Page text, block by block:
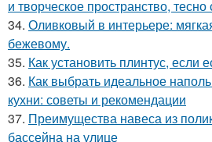
и творческое пространство,
34. Оливковый в интерьере:
бежевому.
35. Как установить плинтус, если
36. Как выбрать идеальное
кухни: советы и рекомендации
37. Преимущества навеса из
бассейна на улице